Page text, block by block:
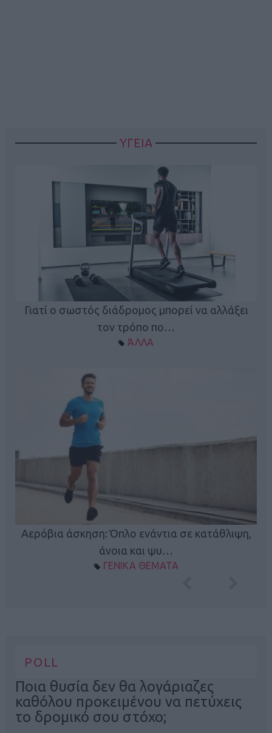
ΥΓΕΙΑ
Γιατί ο σωστός διάδρομος μπορεί να αλλάξει
τον τρόπο πο…
ΆΛΛΑ
Αερόβια άσκηση: Όπλο ενάντια σε κατάθλιψη,
άνοια και ψυ…
ΓΕΝΙΚΑ ΘΕΜΑΤΑ
POLL
Ποια θυσία δεν θα λογάριαζες
καθόλου προκειμένου να πετύχεις
το δρομικό σου στόχο;